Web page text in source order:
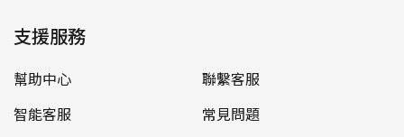
支援服務
幫助中心
聯繫客服
智能客服
常見問題